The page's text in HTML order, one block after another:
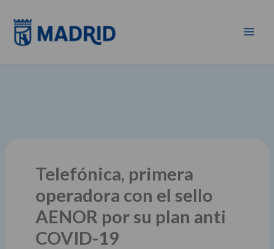
contenido
Telefónica, primera
operadora con el sello
AENOR por su plan anti
COVID-19